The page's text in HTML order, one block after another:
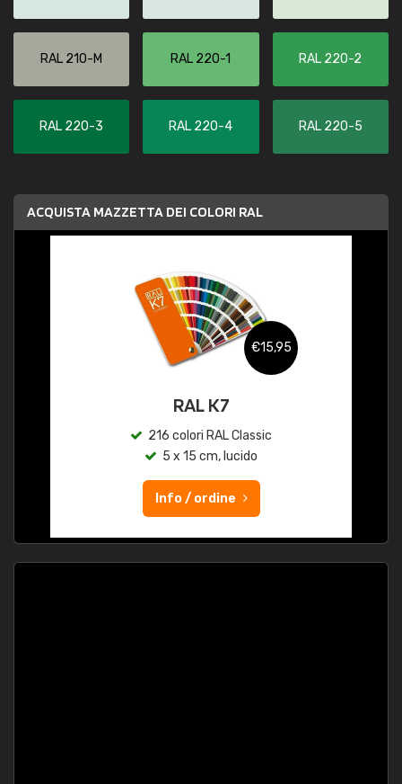
RAL 210-M RAL 220-1 RAL 220-2
RAL 220-3 RAL 220-4 RAL 220-5
ACQUISTA MAZZETTA DEI COLORI RAL
€15,95
RAL K7
216 colori RAL Classic
5 x 15 cm, lucido
Info / ordine